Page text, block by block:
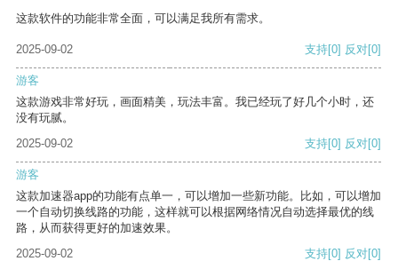
这款软件的功能非常全面，可以满足我所有需求。
2025-09-02 支持[0] 反对[0]
游客
这款游戏非常好玩，画面精美，玩法丰富。我已经玩了好几个小时，还
没有玩腻。
2025-09-02
支持[0] 反对[0]
游客
这款加速器app的功能有点单一，可以增加一些新功能。比如，可以增加
一个自动切换线路的功能，这样就可以根据网络情况自动选择最优的线
路，从而获得更好的加速效果。
2025-09-02
支持[0] 反对[0]